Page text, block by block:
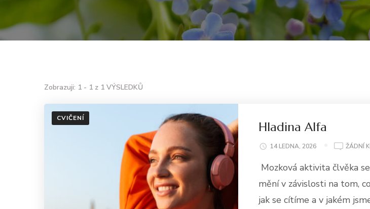
Zobrazuji: 1 - 1 z 1 VÝSLEDKŮ
CVIČENÍ
Hladina Alfa
14 LEDNA, 2026 ŽÁDNÍ
Mozková aktivita člvěka
mění v závislosti na tom,
jak se cítíme a v jakém